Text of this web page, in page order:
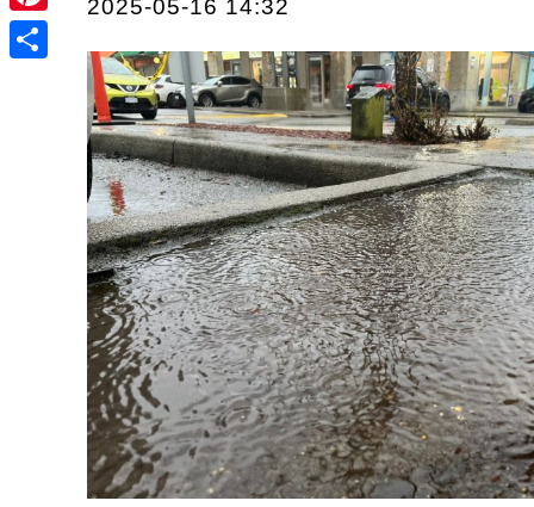
Pinterest
2025-05-16 14:32